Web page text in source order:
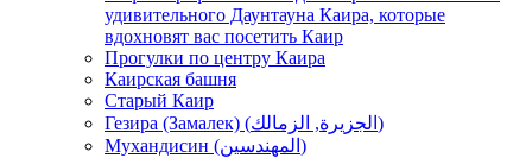
удивительного Даунтауна Каира, которые
вдохновят вас посетить Каир
Прогулки по центру Каира
Каирская башня
Старый Каир
Гезира (Замалек) (الجزيرة, الزمالك)
Мухандисин (المهندسين)